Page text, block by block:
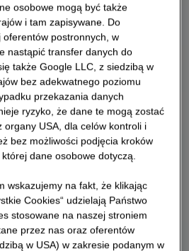
osobowe mogą być także
i tam zapisywane. Do
postronnych, w
nastąpić transfer danych do
także Google LLC, z siedzibą w
bez adekwatnego poziomu
przekazania danych
ryzyko, że dane te mogą zostać
organy USA, dla celów kontroli i
bez możliwości podjęcia kroków
dane osobowe dotyczą.
wskazujemy na fakt, że klikając
Cookies“ udzielają Państwo
stosowane na naszej stroniem
przez nas oraz oferentów
w USA) w zakresie podanym w